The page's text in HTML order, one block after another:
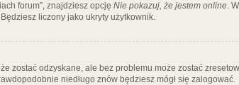
forum”, znajdziesz opcję Nie pokazuj, że jestem online.
liczony jako ukryty użytkownik.
zostać odzyskane, ale bez problemu może zostać
niedługo znów będziesz mógł się zalogować.